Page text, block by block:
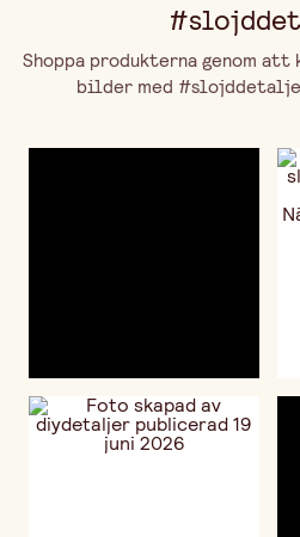
Shoppa produkterna genom att
bilder med